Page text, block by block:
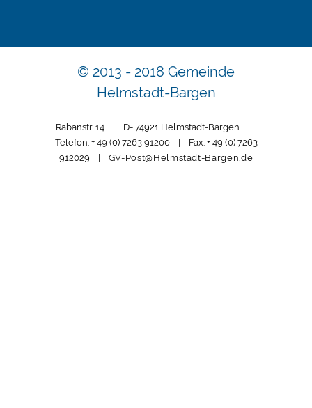
© 2013 - 2018 Gemeinde
Helmstadt-Bargen
Rabanstr. 14 | D- 74921 Helmstadt-Bargen |
Telefon: + 49 (0) 7263 91200 | Fax: + 49 (0) 7263
912029 | GV-Post@Helmstadt-Bargen.de